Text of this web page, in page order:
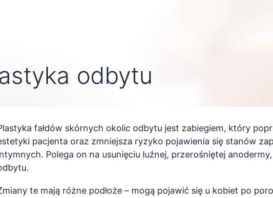
odbytu
fałdów skórnych okolic odbytu jest zabiegiem, który
pacjenta oraz zmniejsza ryzyko pojawienia się stanów
Polega on na usunięciu luźnej, przerośniętej
te mają różne podłoże – mogą pojawić się u kobiet po